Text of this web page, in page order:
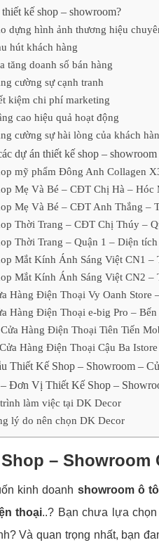
kế shop – showroom?
dựng hình ảnh thương hiệu
hút khách hàng
tăng doanh số bán hàng
cường sự cạnh tranh
kiệm chi phí marketing
cao hiệu quả hoạt động
cường sự hài lòng của khách
dự án thiết kế shop –
mỹ phẩm Đông Anh Collagen
Mẹ Và Bé – CĐT Chị Hà – Hóc
Mẹ Và Bé – CĐT Anh Thắng –
Thời Trang – CĐT Chị Thúy –
Thời Trang – Quận 1 – Diện
Mắt Kính Ánh Sáng Việt CN1 –
Mắt Kính Ánh Sáng Việt CN2 –
Hàng Điện Thoại Vy Oanh
Hàng Điện Thoại e-big Pro –
Hàng Điện Thoại Tiên Tiến
Hàng Điện Thoại Cậu Ba
Thiết Kế Shop – Showroom –
Đơn Vị Thiết Kế Shop –
làm việc tại DK Decor
lý do nên chọn DK Decor
– Showroom
kinh doanh showroom ô
thoại..? Bạn chưa lựa
Và quan trọng nhất, bạn